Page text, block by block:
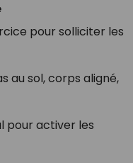
pour solliciter les
au sol, corps aligné,
pour activer les